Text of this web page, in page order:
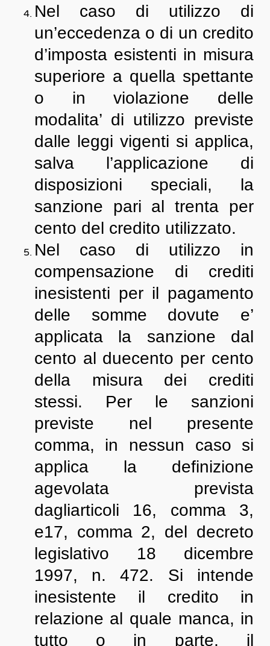
Nel caso di utilizzo di
un’eccedenza o di un credito
d’imposta esistenti in misura
superiore a quella spettante
o in violazione delle
modalita’ di utilizzo previste
dalle leggi vigenti si applica,
salva l’applicazione di
disposizioni speciali, la
sanzione pari al trenta per
cento del credito utilizzato.
Nel caso di utilizzo in
compensazione di crediti
inesistenti per il pagamento
delle somme dovute e’
applicata la sanzione dal
cento al duecento per cento
della misura dei crediti
stessi. Per le sanzioni
previste nel presente
comma, in nessun caso si
applica la definizione
agevolata prevista
dagliarticoli 16, comma 3,
e17, comma 2, del decreto
legislativo 18 dicembre
1997, n. 472. Si intende
inesistente il credito in
relazione al quale manca, in
tutto o in parte, il